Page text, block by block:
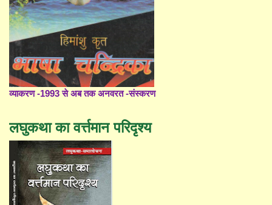
व्याकरण -1993 से अब तक अनवरत -संस्करण
लघुकथा का वर्त्तमान परिदृश्य